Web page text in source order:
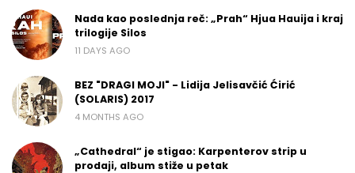
Nada kao poslednja reč: „Prah“ Hjua Hauija i kraj
trilogije Silos
11 DAYS AGO
BEZ "DRAGI MOJI" - Lidija Jelisavčić Ćirić
(SOLARIS) 2017
4 MONTHS AGO
„Cathedral“ je stigao: Karpenterov strip u
prodaji, album stiže u petak